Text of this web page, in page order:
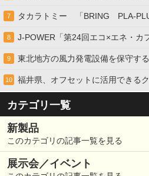
7 タカラトミー 「BRING PLA-
8 J-POWER「第24回エコ×エネ・カ
9 東北地方の風力発電設備を保守す
10 福井県、オフセットに活用できる
カテゴリ一覧
新製品
このカテゴリの記事一覧を見る
展示会／イベント